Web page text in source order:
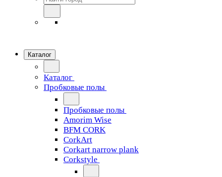
Каталог
Каталог
Пробковые полы
Пробковые полы
Amorim Wise
BFM CORK
CorkArt
Corkart narrow plank
Corkstyle